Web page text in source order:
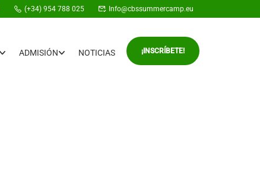
(+34) 954 788 025 Info@cbssummercamp.eu
ADMISIÓN NOTICIAS ¡INSCRÍBETE!